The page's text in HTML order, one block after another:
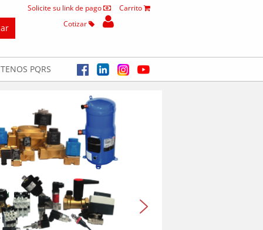
Solicite su link de pago
Carrito
Cotizar
PQRS